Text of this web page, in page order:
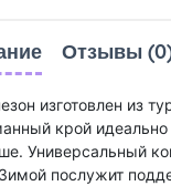
Отзывы
изготовлен из
крой
Универсальный
послужит